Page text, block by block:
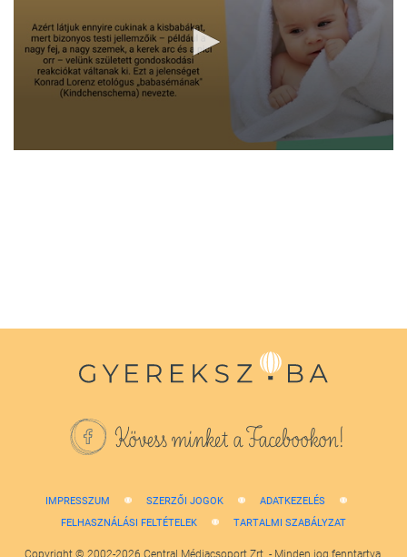
Kövess minket a Facebookon!
IMPRESSZUM SZERZŐI JOGOK
ADATKEZELÉS
FELHASZNÁLÁSI FELTÉTELEK
TARTALMI SZABÁLYZAT
Copyright © 2002-2026 Central Médiacsoport Zrt. - Minden jog fenntartva.